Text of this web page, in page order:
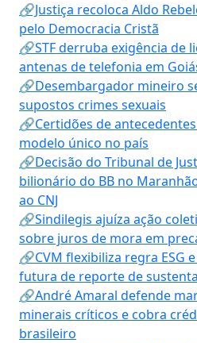
🔗Justiça recoloca Aldo
pelo Democracia Cristã
🔗STF derruba exigência de
antenas de telefonia em
🔗Desembargador mineiro
supostos crimes sexuais
🔗Certidões de
modelo único no país
🔗Decisão do Tribunal de
bilionário do BB no
ao CNJ
🔗Sindilegis ajuíza ação
sobre juros de mora em
🔗CVM flexibiliza regra ESG
futura de reporte de
🔗André Amaral defende
minerais críticos e cobra
brasileiro